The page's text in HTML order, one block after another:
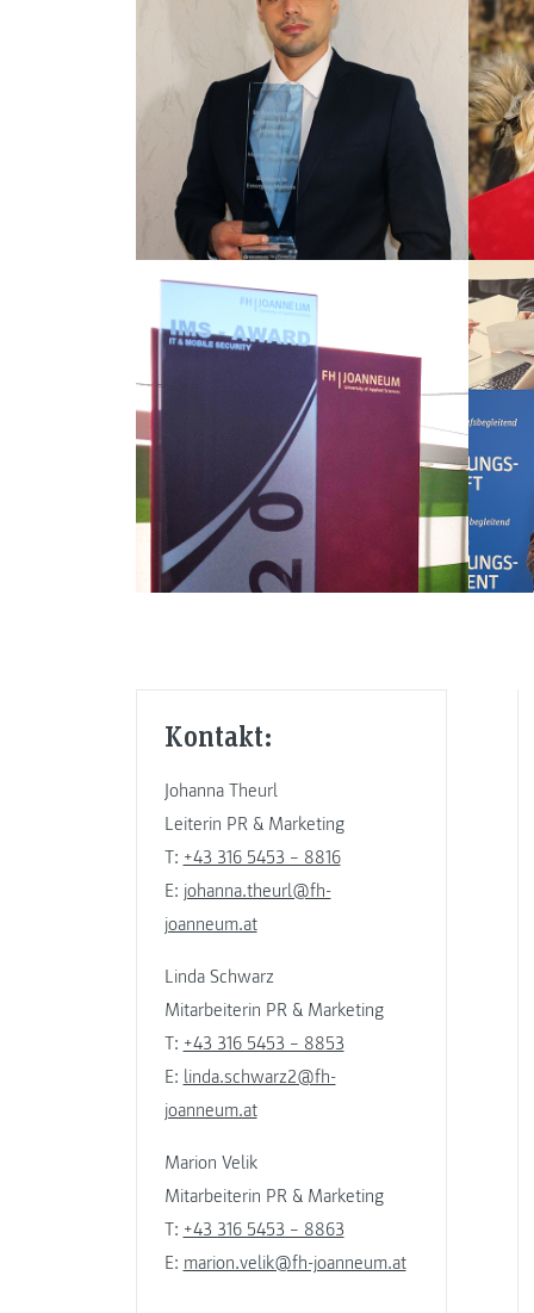
Kontakt:
Johanna Theurl
Leiterin PR & Marketing
T: +43 316 5453 – 8816
E: johanna.theurl@fh-
joanneum.at
Linda Schwarz
Mitarbeiterin PR & Marketing
T: +43 316 5453 – 8853
E: linda.schwarz2@fh-
joanneum.at
Marion Velik
Mitarbeiterin PR & Marketing
T: +43 316 5453 – 8863
E: marion.velik@fh-joanneum.at